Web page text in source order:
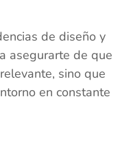
de diseño y
asegurarte de que
sino que
en constante